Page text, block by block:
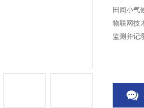
田间小气
物联网技
监测并记